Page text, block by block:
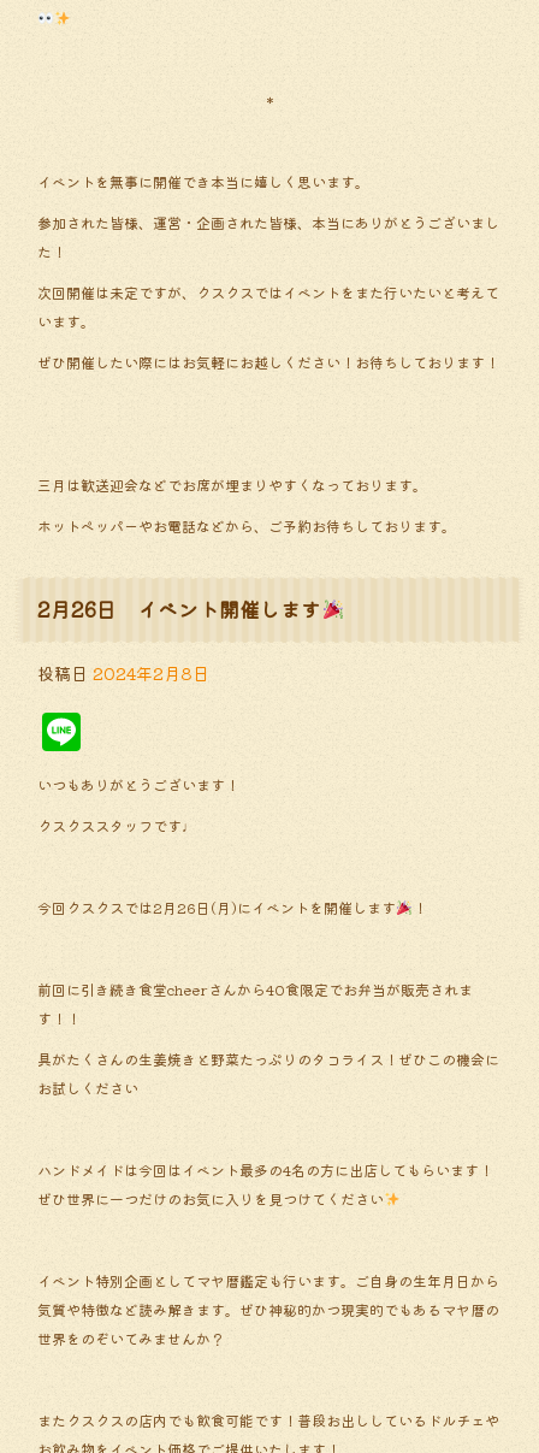
＊
イベントを無事に開催でき本当に嬉しく思います。
参加された皆様、運営・企画された皆様、本当にありがとうございまし
た！
次回開催は未定ですが、クスクスではイベントをまた行いたいと考えて
います。
ぜひ開催したい際にはお気軽にお越しください！お待ちしております！
三月は歓送迎会などでお席が埋まりやすくなっております。
ホットペッパーやお電話などから、ご予約お待ちしております。
2月26日 イベント開催します
投稿日 2024年2月8日
いつもありがとうございます！
クスクススタッフです♩
今回クスクスでは2月26日(月)にイベントを開催します ！
前回に引き続き食堂cheerさんから40食限定でお弁当が販売されま
す！！
具がたくさんの生姜焼きと野菜たっぷりのタコライス ！ぜひこの機会に
お試しください
ハンドメイドは今回はイベント最多の4名の方に出店してもらいます！
ぜひ世界に一つだけのお気に入りを見つけてください
イベント特別企画としてマヤ暦鑑定も行います。ご自身の生年月日から
気質や特徴など読み解きます。ぜひ神秘的かつ現実的でもあるマヤ暦の
世界をのぞいてみませんか？
またクスクスの店内でも飲食可能です！普段お出ししているドルチェや
お飲み物をイベント価格でご提供いたします！